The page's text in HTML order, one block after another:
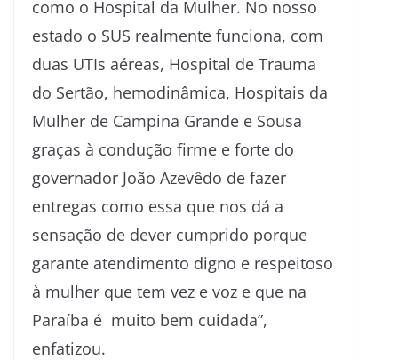
como o Hospital da Mulher. No nosso
estado o SUS realmente funciona, com
duas UTIs aéreas, Hospital de Trauma
do Sertão, hemodinâmica, Hospitais da
Mulher de Campina Grande e Sousa
graças à condução firme e forte do
governador João Azevêdo de fazer
entregas como essa que nos dá a
sensação de dever cumprido porque
garante atendimento digno e respeitoso
à mulher que tem vez e voz e que na
Paraíba é muito bem cuidada”,
enfatizou.